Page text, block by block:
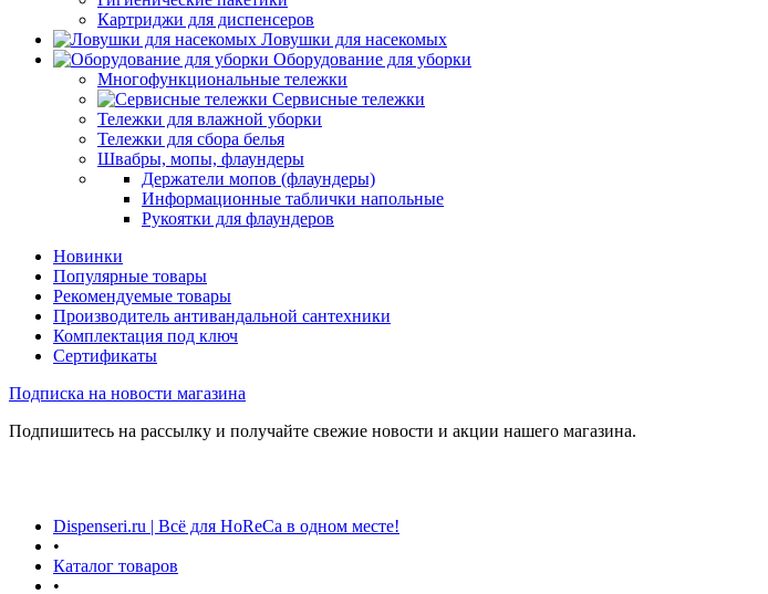
Картриджи для диспенсеров
Ловушки для насекомых
Оборудование для уборки
Многофункциональные тележки
Сервисные тележки
Тележки для влажной уборки
Тележки для сбора белья
Швабры, мопы, флаундеры
Держатели мопов (флаундеры)
Информационные таблички напольные
Рукоятки для флаундеров
Новинки
Популярные товары
Рекомендуемые товары
Производитель антивандальной сантехники
Комплектация под ключ
Сертификаты
Подписка на новости магазина
Подпишитесь на рассылку и получайте свежие новости и акции нашего магазина.
Dispenseri.ru | Всё для HoReCa в одном месте!
•
Каталог товаров
•